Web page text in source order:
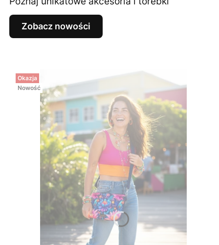
Zobacz nowości
Okazja
Nowość